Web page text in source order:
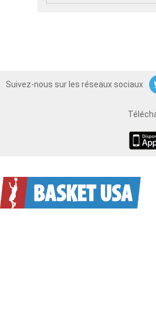
Suivez-nous sur les réseaux sociaux
Twitter